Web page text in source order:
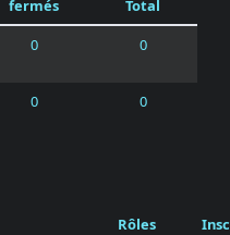
fermés
Total
0 0
0 0
Rôles